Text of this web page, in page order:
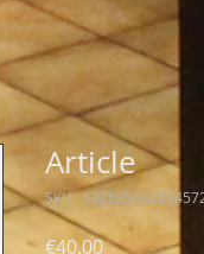
Article
SKU :
€40.00Prix